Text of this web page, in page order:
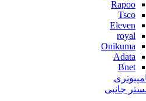
Rapoo
Tsco
Eleven
royal
Onikuma
Adata
Bnet
جانبی